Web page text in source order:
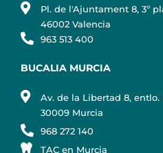
Pl. de l'Ajuntament 8, 3º
46002 Valencia
963 513 400
BUCALIA MURCIA
Av. de la Libertad 8, entlo.
30009 Murcia
968 272 140
TAC en Murcia